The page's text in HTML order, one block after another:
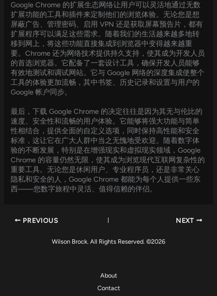
Google Chrome 的扩展生态网络让用户可以灵活地通过无数
扩展功能的工具和插件来定制他们的浏览体验。无论您是想
屏蔽广告、管理密码、启用 VPN 还是获取屏幕预告片，都有
扩展程序可以满足这些需求。随着我们的生活越来越多地转
移到网上，将这些功能直接集成到浏览器中变得越来越重
要。Chrome 还为网络技术提供持久支持，使其成为开发人员
的首选浏览器。它配备了一套设计工具，确保开发人员能够
有效地测试和调试网站。它与 Google 网络的深度集成使整个
工具的体验更加流畅，其中书签、历史记录和设置与用户的
Google 帐户同步。
最后，下载 Google Chrome 的决定往往是因为其无与伦比的
速度、安全性和流畅的用户体验。它能够将强大功能与简单
性相结合，提供全面的自定义选项，同时保持高性能和安全
标准，这让它在广大人群中当之无愧地受欢迎。随着数字体
验的不断发展，特别是在增强现实和虚拟现实领域，Google
Chrome 的容量仍然无限，使其成为浏览现代互联网复杂性的
重要工具。无论您是休闲用户、专业程序员，还是非常关心
隐私和安全的人，Google Chrome 都能为每个人提供一些东
西——您数字旅程中灵活、值得信赖的伴侣。
PREVIOUS NEXT
Wilson Brock. All Rights Reserved. ©2026
About
Contact